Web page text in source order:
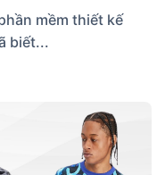
mềm thiết kế
biết...